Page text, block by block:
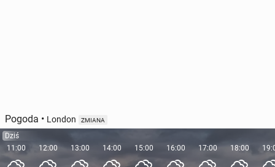
Pogoda • London ZMIANA
Dziś
11:00
12:00 13:00 14:00 15:00 16:00 17:00 18:00